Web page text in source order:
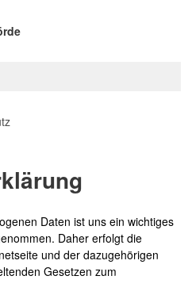
Daten ist uns ein wichtiges
Daher erfolgt die
und der dazugehörigen
Gesetzen zum